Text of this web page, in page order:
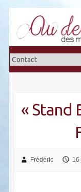
content
« Stand
Frédéric 16